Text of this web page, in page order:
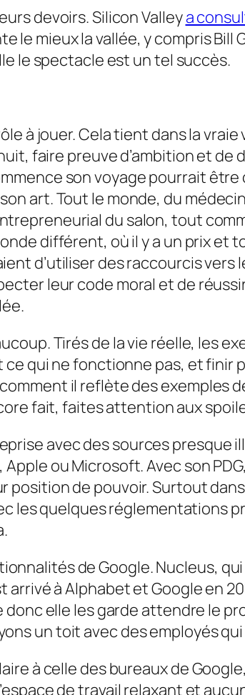
devoirs. Silicon Valleya
le mieux la vallée, y compris
le spectacle est un tel succès.
à jouer. Cela tient dans la
faire preuve d’ambition et
son voyage pourrait
art. Tout le monde, du
du salon, tout
différent, où il y a un prix
d’utiliser des raccourcis
leur code moral et de
Tirés de la vie réelle, les
qui ne fonctionne pas, et finir
il reflète des exemples
fait, faites attention aux
avec des sources presque
Apple ou Microsoft. Avec son
position de pouvoir. Surtout
les quelques réglementations
de Google. Nucleus,
à Alphabet et Google en
elle les garde attendre le
un toit avec des employés
à celle des bureaux de
de travail relaxant et